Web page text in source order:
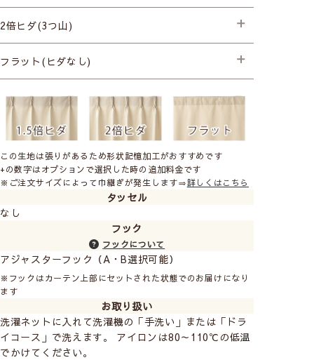
さらっと軽い肌触りのボイルレースに美しい縦ラインの
草花シルエット。光で浮かび上がったように見えるさり
げないシルエットがまるで森の中にいるような癒しの空
光を反射して屈折させる光沢糸「ウェーブロンプラス」
を使用した機能性にも優れたボイルレースカーテンで
す。
しっかり目隠ししながら、光を取り込み、お部屋を明る
├プレミアム縫製
├プレミアム縫製+形状記憶(両開き) +1,980円
2倍ヒダ(3つ山)
├プレミアム縫製
フラット(ヒダなし)
この生地は張りがあるため形状記憶加工がおすすめです
+の数字はオプションで選択した時の追加料金です
※ご注文サイズによって巾継ぎが発生します⇒詳しくはこちら
タッセル
なし
フック
フックについて
アジャスターフック（A・B選択可能）
※フックはカーテン上部にセットされた状態でのお届けになり
ます
お取り扱い
洗濯ネットに入れて洗濯機の「手洗い」または「ドラ
イコース」で洗えます。 アイロンは80～110℃の低温
でかけてください。